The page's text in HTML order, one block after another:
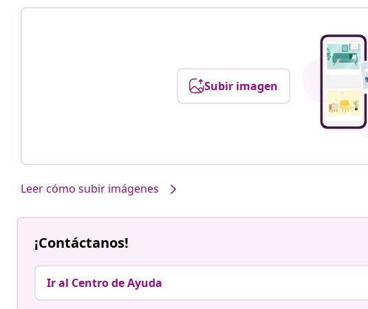
Subir imagen
Leer cómo subir imágenes
¡Contáctanos!
Ir al Centro de Ayuda